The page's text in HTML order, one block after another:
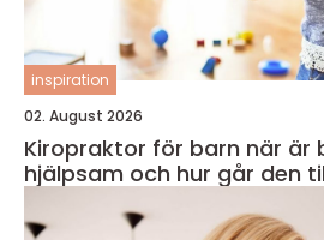
inspiration
02. August 2026
Kiropraktor för barn när är behandling
hjälpsam och hur går den